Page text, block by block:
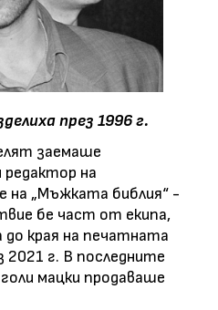
през 1996 г.
заемаше
редактор на
на „Мъжката библия“ -
бе част от екипа,
края на печатната
2021 г. В последните
мацки продаваше